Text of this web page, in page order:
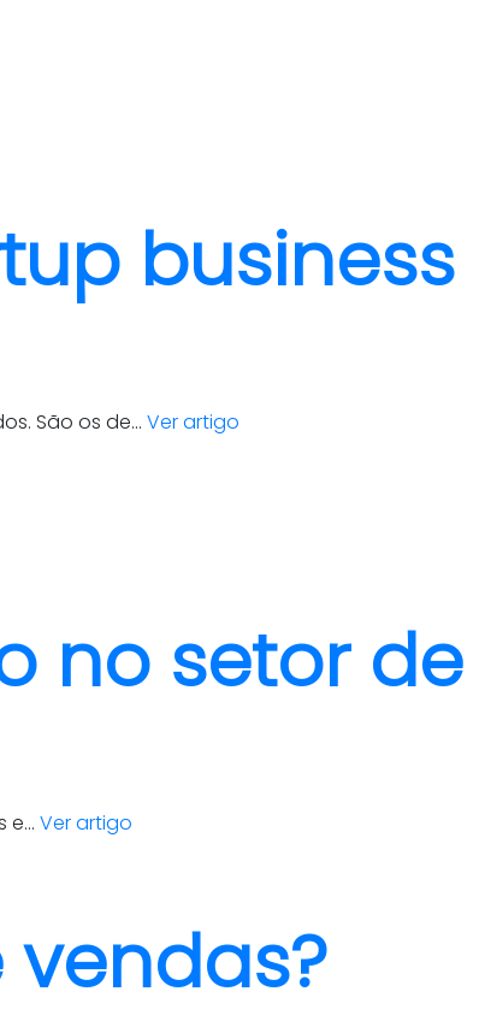
business
São os de... Ver artigo
no setor de
Ver artigo